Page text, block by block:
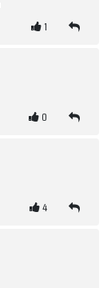
1
0
4